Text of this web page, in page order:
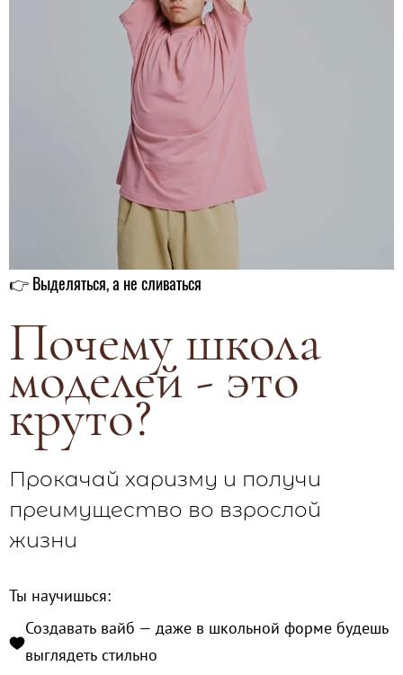
👉 Выделяться, а не сливаться
Почему школа
моделей - это
круто?
Прокачай харизму и получи
преимущество во взрослой
жизни
Ты научишься:
Создавать вайб — даже в школьной форме будешь
выглядеть стильно